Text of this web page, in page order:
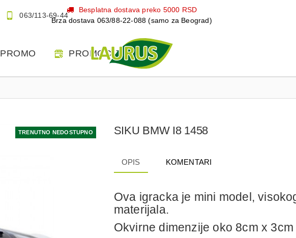
063/113-69-44
Besplatna dostava preko 5000 RSD
Brza dostava 063/88-22-088 (samo za Beograd)
PROMO PROMOCIJE
TRENUTNO NEDOSTUPNO SIKU BMW I8 1458
OPIS KOMENTARI
Ova igracka je mini model,
materijala.
Okvirne dimenzije oko 8cm x 3cm